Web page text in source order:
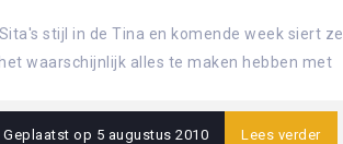
stijl in de Tina en komende week siert ze
waarschijnlijk alles te maken hebben met
Geplaatst op 5 augustus 2010 Lees verder